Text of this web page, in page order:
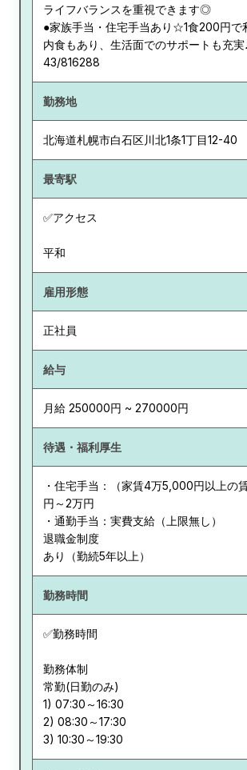
ライフバランスを重視できます◎
●家族手当・住宅手当あり☆1食200円で
内食もあり、生活面でのサポートも充実
43/816288
勤務地
北海道札幌市白石区川北1条1丁目12-40
最寄駅
✅アクセス
平和
雇用形態
正社員
給与
月給 250000円 ~ 270000円
待遇・福利厚生
・住宅手当：（家賃4万5,000円以上の
円～2万円
・通勤手当：実費支給（上限無し）
退職金制度
あり（勤続5年以上）
勤務時間
✅勤務時間
勤務体制
常勤(日勤のみ)
1) 07:30～16:30
2) 08:30～17:30